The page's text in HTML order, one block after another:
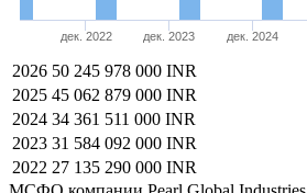
дек. 2022 дек. 2023 дек. 2024
2026 50 245 978 000 INR
2025 45 062 879 000 INR
2024 34 361 511 000 INR
2023 31 584 092 000 INR
2022 27 135 290 000 INR